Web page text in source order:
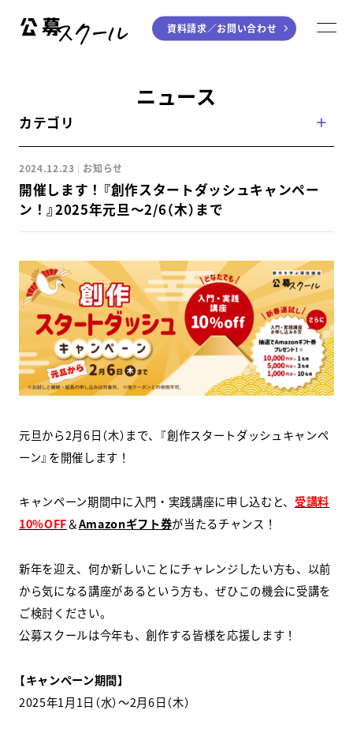
ジャンルから探す
小説
エッセイ
童話
ライティング
音楽（作詞・作曲）
アート・絵本
学び方から探す
デジタル講座
入門・実践講座
個別指南講座
スクールマガジン
コンセプト
受講の流れ
ニュース
資料請求／お問い合わせ
資料請求／お問い合わせ
オンライン課題提出
ニュース
カテゴリ
2024.12.23 お知らせ
開催します！『創作スタートダッシュキャンペー
ン！』2025年元旦～2/6（木）まで
元旦から2月6日（木）まで、『創作スタートダッシュキャンペ
ーン』を開催します！
キャンペーン期間中に入門・実践講座に申し込むと、 受講料
10%OFF＆Amazonギフト券が当たるチャンス！
新年を迎え、何か新しいことにチャレンジしたい方も、以前
から気になる講座があるという方も、ぜひこの機会に受講を
ご検討ください。
公募スクールは今年も、創作する皆様を応援します！
【キャンペーン期間】
2025年1月1日（水）～2月6日（木）